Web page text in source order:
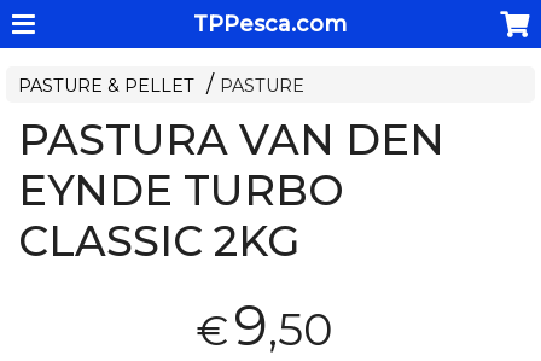
TPPesca.com
PASTURE & PELLET PASTURE
PASTURA VAN DEN
EYNDE TURBO
CLASSIC 2KG
€9,50